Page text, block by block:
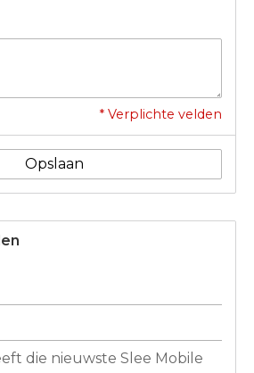
* Verplichte velden
Opslaan
die nieuwste Slee Mobile